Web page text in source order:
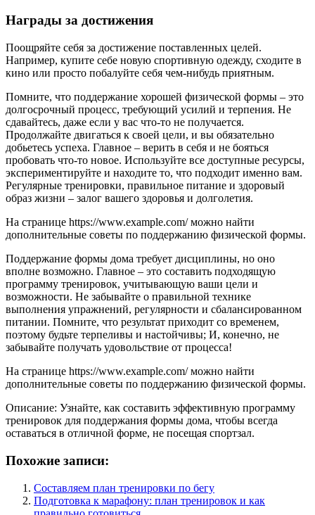
Награды за достижения
Поощряйте себя за достижение поставленных целей.
Например, купите себе новую спортивную одежду, сходите в
кино или просто побалуйте себя чем-нибудь приятным.
Помните, что поддержание хорошей физической формы – это
долгосрочный процесс, требующий усилий и терпения. Не
сдавайтесь, даже если у вас что-то не получается.
Продолжайте двигаться к своей цели, и вы обязательно
добьетесь успеха. Главное – верить в себя и не бояться
пробовать что-то новое. Используйте все доступные ресурсы,
экспериментируйте и находите то, что подходит именно вам.
Регулярные тренировки, правильное питание и здоровый
образ жизни – залог вашего здоровья и долголетия.
На странице https://www.example.com/ можно найти
дополнительные советы по поддержанию физической формы.
Поддержание формы дома требует дисциплины, но оно
вполне возможно. Главное – это составить подходящую
программу тренировок, учитывающую ваши цели и
возможности. Не забывайте о правильной технике
выполнения упражнений, регулярности и сбалансированном
питании. Помните, что результат приходит со временем,
поэтому будьте терпеливы и настойчивы; И, конечно, не
забывайте получать удовольствие от процесса!
На странице https://www.example.com/ можно найти
дополнительные советы по поддержанию физической формы.
Описание: Узнайте, как составить эффективную программу
тренировок для поддержания формы дома, чтобы всегда
оставаться в отличной форме, не посещая спортзал.
Похожие записи:
Составляем план тренировки по бегу
Подготовка к марафону: план тренировок и как